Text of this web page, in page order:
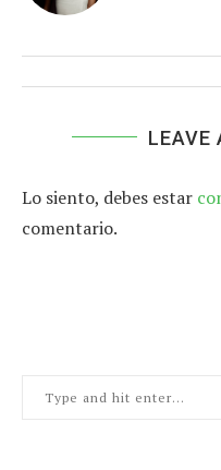
LEAVE
Lo siento, debes estar
comentario.